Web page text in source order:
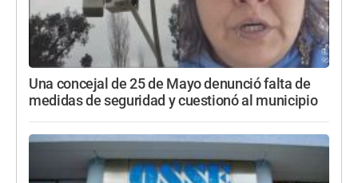
Una concejal de 25 de Mayo denunció falta de
medidas de seguridad y cuestionó al municipio